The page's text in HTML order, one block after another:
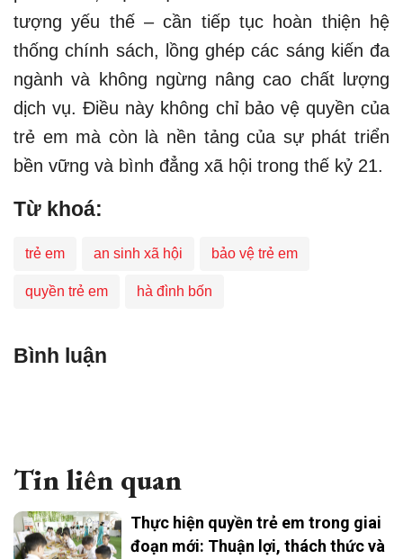
tượng yếu thế – cần tiếp tục hoàn thiện hệ
thống chính sách, lồng ghép các sáng kiến đa
ngành và không ngừng nâng cao chất lượng
dịch vụ. Điều này không chỉ bảo vệ quyền của
trẻ em mà còn là nền tảng của sự phát triển
bền vững và bình đẳng xã hội trong thế kỷ 21.
Từ khoá:
trẻ em an sinh xã hội bảo vệ trẻ em
quyền trẻ em hà đình bốn
Bình luận
Tin liên quan
Thực hiện quyền trẻ em trong giai
đoạn mới: Thuận lợi, thách thức và